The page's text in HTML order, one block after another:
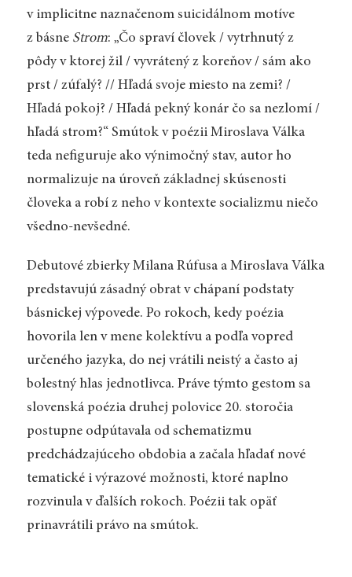
v implicitne naznačenom suicidálnom motíve
z básne Strom: „Čo spraví človek / vytrhnutý z
pôdy v ktorej žil / vyvrátený z koreňov / sám ako
prst / zúfalý? // Hľadá svoje miesto na zemi? /
Hľadá pokoj? / Hľadá pekný konár čo sa nezlomí /
hľadá strom?“ Smútok v poézii Miroslava Válka
teda nefiguruje ako výnimočný stav, autor ho
normalizuje na úroveň základnej skúsenosti
človeka a robí z neho v kontexte socializmu niečo
všedno-nevšedné.
Debutové zbierky Milana Rúfusa a Miroslava Válka
predstavujú zásadný obrat v chápaní podstaty
básnickej výpovede. Po rokoch, kedy poézia
hovorila len v mene kolektívu a podľa vopred
určeného jazyka, do nej vrátili neistý a často aj
bolestný hlas jednotlivca. Práve týmto gestom sa
slovenská poézia druhej polovice 20. storočia
postupne odpútavala od schematizmu
predchádzajúceho obdobia a začala hľadať nové
tematické i výrazové možnosti, ktoré naplno
rozvinula v ďalších rokoch. Poézii tak opäť
prinavrátili právo na smútok.